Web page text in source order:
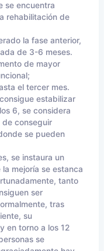
se encuentra
rehabilitación de
la fase anterior,
de 3-6 meses.
de mayor
el tercer mes.
estabilizar
6, se considera
conseguir
se pueden
se instaura un
mejoría se estanca
tanto
ser
tras
su
en torno a los 12
se